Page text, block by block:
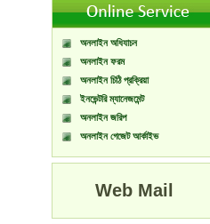
অনলাইন অধিযাচন
অনলাইন ফরম
অনলাইন চিঠি প্রক্রিয়া
ইনভেন্টরি ম্যানেজমেন্ট
অনলাইন জরিপ
অনলাইন গেজেট আর্কাইভ
Web Mail